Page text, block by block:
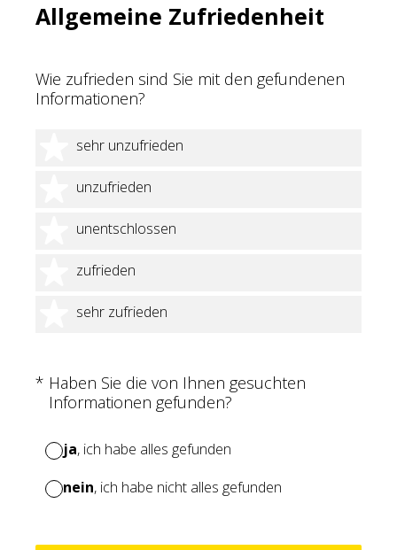
Allgemeine Zufriedenheit
Wie zufrieden sind Sie mit den gefundenen
Informationen?
sehr unzufrieden
1 Stern
unzufrieden
2 Sterne
unentschlossen
3 Sterne
zufrieden
4 Sterne
sehr zufrieden
5 Sterne
* Haben Sie die von Ihnen gesuchten
Informationen gefunden?
(Erforderlich.)
ja, ich habe alles gefunden
nein, ich habe nicht alles gefunden